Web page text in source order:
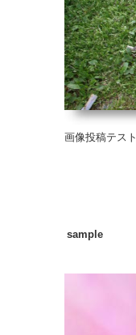
画像投稿テスト
sample